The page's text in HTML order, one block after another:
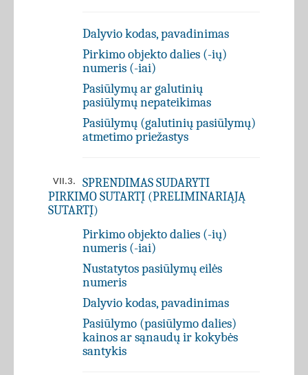
Dalyvio kodas, pavadinimas
Pirkimo objekto dalies (-ių)
numeris (-iai)
Pasiūlymų ar galutinių
pasiūlymų nepateikimas
Pasiūlymų (galutinių pasiūlymų)
atmetimo priežastys
VII.3.
SPRENDIMAS SUDARYTI
PIRKIMO SUTARTĮ (PRELIMINARIĄJĄ
SUTARTĮ)
Pirkimo objekto dalies (-ių)
numeris (-iai)
Nustatytos pasiūlymų eilės
numeris
Dalyvio kodas, pavadinimas
Pasiūlymo (pasiūlymo dalies)
kainos ar sąnaudų ir kokybės
santykis